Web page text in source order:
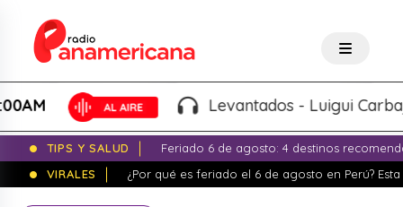
Levantados - Luigui Carbajal y
TIPS Y SALUD
Feriado 6 de agosto: 4 destinos
VIRALES
¿Por qué es feriado el 6 de agosto en Perú?